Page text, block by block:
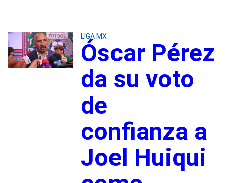
LIGA MX
Óscar Pérez
da su voto
de
confianza a
Joel Huiqui